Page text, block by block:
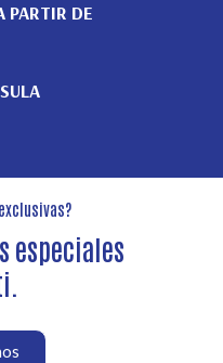
PARTIR DE
especiales